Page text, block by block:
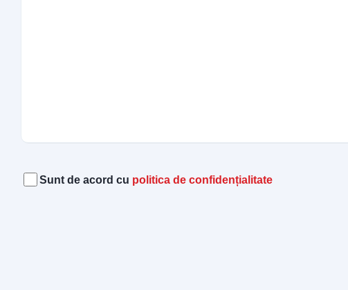
Acord(Required)
Sunt de acord cu politica de confidențialitate